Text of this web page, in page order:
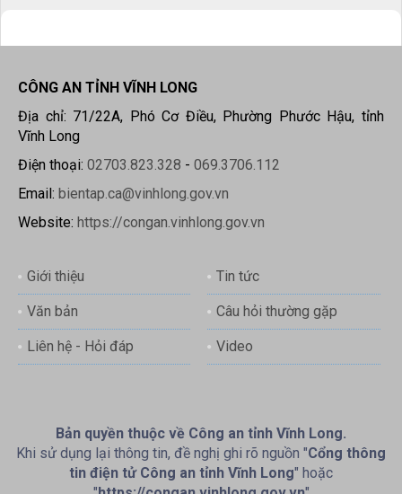
CÔNG AN TỈNH VĨNH LONG
Địa chỉ: 71/22A, Phó Cơ Điều, Phường Phước Hậu, tỉnh
Vĩnh Long
Điện thoại: 02703.823.328 - 069.3706.112
Email: bientap.ca@vinhlong.gov.vn
Website: https://congan.vinhlong.gov.vn
Giới thiệu Tin tức
Văn bản Câu hỏi thường gặp
Liên hệ - Hỏi đáp Video
Bản quyền thuộc về Công an tỉnh Vĩnh Long.
Khi sử dụng lại thông tin, đề nghị ghi rõ nguồn "Cổng thông
tin điện tử Công an tỉnh Vĩnh Long" hoặc